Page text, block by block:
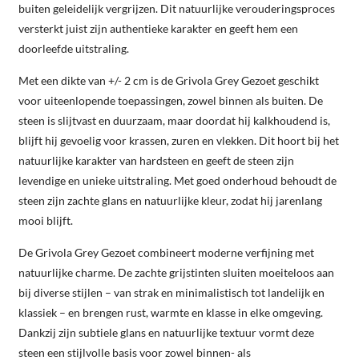
buiten geleidelijk vergrijzen. Dit natuurlijke verouderingsproces
versterkt juist zijn authentieke karakter en geeft hem een
doorleefde uitstraling.
Met een dikte van +/- 2 cm is de Grivola Grey Gezoet geschikt
voor uiteenlopende toepassingen, zowel binnen als buiten. De
steen is slijtvast en duurzaam, maar doordat hij kalkhoudend is,
blijft hij gevoelig voor krassen, zuren en vlekken. Dit hoort bij het
natuurlijke karakter van hardsteen en geeft de steen zijn
levendige en unieke uitstraling. Met goed onderhoud behoudt de
steen zijn zachte glans en natuurlijke kleur, zodat hij jarenlang
mooi blijft.
De Grivola Grey Gezoet combineert moderne verfijning met
natuurlijke charme. De zachte grijstinten sluiten moeiteloos aan
bij diverse stijlen – van strak en minimalistisch tot landelijk en
klassiek – en brengen rust, warmte en klasse in elke omgeving.
Dankzij zijn subtiele glans en natuurlijke textuur vormt deze
steen een stijlvolle basis voor zowel binnen- als